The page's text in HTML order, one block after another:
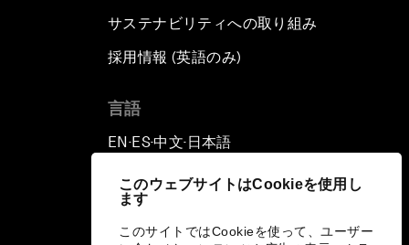
このウェブサイトはCookieを使用し
ます
このサイトではCookieを使って、ユーザー
サステナビリティへの取り組み
採用情報 (英語のみ)
言語
EN ▪ES▪中文▪ 日本語